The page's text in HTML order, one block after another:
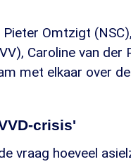
Omtzigt
Caroline van der
met elkaar over
crisis'
vraag hoeveel